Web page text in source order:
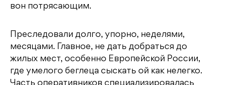
вон потрясающим.
Преследовали долго, упорно, неделями,
месяцами. Главное, не дать добраться до
жилых мест, особенно Европейской России,
где умелого беглеца сыскать ой как нелегко.